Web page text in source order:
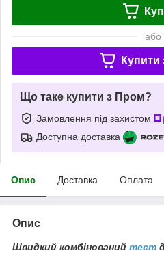
або
Купити
Що таке купити з Пром?
Замовлення під захистом
Доступна доставка
Опис Доставка Оплата
Опис
Швидкий комбінований тест